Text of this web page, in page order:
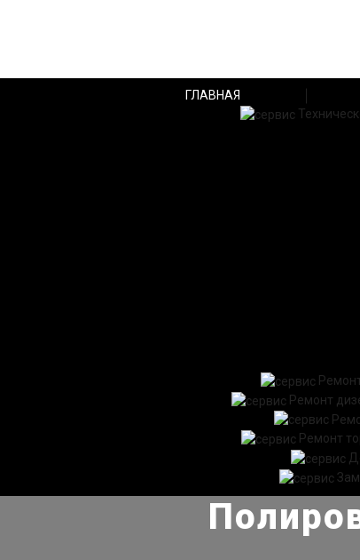
ГЛАВНАЯ
Ремонт
Ремонт